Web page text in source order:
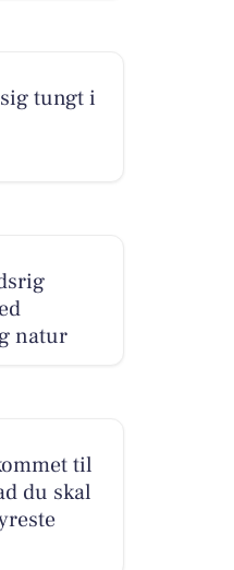
tungt i
natur
til
du skal